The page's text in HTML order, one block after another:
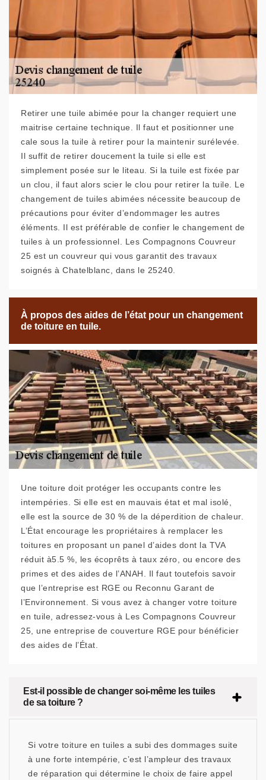
Retirer une tuile abimée pour la changer requiert une
maitrise certaine technique. Il faut et positionner une
cale sous la tuile à retirer pour la maintenir surélevée.
Il suffit de retirer doucement la tuile si elle est
simplement posée sur le liteau. Si la tuile est fixée par
un clou, il faut alors scier le clou pour retirer la tuile. Le
changement de tuiles abimées nécessite beaucoup de
précautions pour éviter d’endommager les autres
éléments. Il est préférable de confier le changement de
tuiles à un professionnel. Les Compagnons Couvreur
25 est un couvreur qui vous garantit des travaux
soignés à Chatelblanc, dans le 25240.
À propos des aides de l’état pour un changement
de toiture en tuile.
Une toiture doit protéger les occupants contre les
intempéries. Si elle est en mauvais état et mal isolé,
elle est la source de 30 % de la déperdition de chaleur.
L’État encourage les propriétaires à remplacer les
toitures en proposant un panel d’aides dont la TVA
réduit à5.5 %, les écoprêts à taux zéro, ou encore des
primes et des aides de l’ANAH. Il faut toutefois savoir
que l’entreprise est RGE ou Reconnu Garant de
l’Environnement. Si vous avez à changer votre toiture
en tuile, adressez-vous à Les Compagnons Couvreur
25, une entreprise de couverture RGE pour bénéficier
des aides de l’État.
Est-il possible de changer soi-même les tuiles
de sa toiture ?
Si votre toiture en tuiles a subi des dommages suite
à une forte intempérie, c’est l’ampleur des travaux
de réparation qui détermine le choix de faire appel